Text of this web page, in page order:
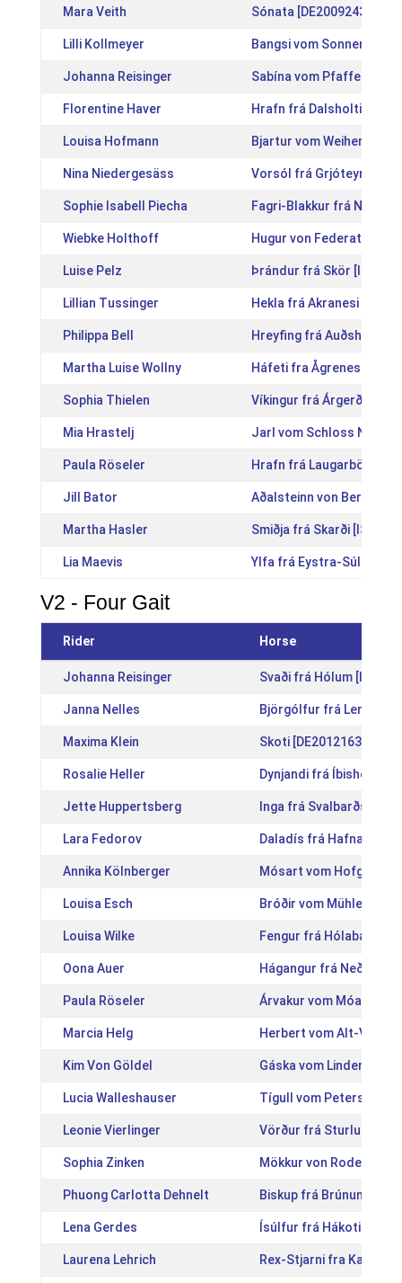
Mara Veith Sónata [DE2009243783]
Lilli Kollmeyer Bangsi vom Sonnenhof
Johanna Reisinger Sabína vom Pfaffenbuck
Florentine Haver Hrafn frá Dalsholti
Louisa Hofmann Bjartur vom Weiherhof
Nina Niedergesäss Vorsól frá Grjóteyri
Sophie Isabell Piecha Fagri-Blakkur frá Neðra-
Wiebke Holthoff Hugur von Federath
Luise Pelz Þrándur frá Skör
Lillian Tussinger Hekla frá Akranesi
Philippa Bell Hreyfing frá
Martha Luise Wollny Háfeti fra Ågreneset
Sophia Thielen Víkingur frá Árgerði
Mia Hrastelj Jarl vom Schloss
Paula Röseler Hrafn frá Laugarbökkum
Jill Bator Aðalsteinn von Berlar
Martha Hasler Smiðja frá Skarði
Lia Maevis Ylfa frá Eystra-Súlunesi I
V2 - Four Gait
Rider Horse
Johanna Reisinger Svaði frá Hólum
Janna Nelles Björgólfur frá Lerkiholti
Maxima Klein Skoti [DE2012163524]
Rosalie Heller Dynjandi frá Íbishóli
Jette Huppertsberg Inga frá Svalbarðseyri
Lara Fedorov Daladís frá Hafnarfirði
Annika Kölnberger Mósart vom Hofgut
Louisa Esch Bróðir vom Mühlenberg
Louisa Wilke Fengur frá Hólabaki
Oona Auer Hágangur frá Neðra-
Paula Röseler Árvakur vom Móarbær
Marcia Helg Herbert vom Alt-
Kim Von Göldel Gáska vom Lindenhof
Lucia Walleshauser Tígull vom Petersberg
Leonie Vierlinger Vörður frá
Sophia Zinken Mökkur von Roderath
Phuong Carlotta Dehnelt Biskup frá Brúnum
Lena Gerdes Ísúlfur frá Hákoti
Laurena Lehrich Rex-Stjarni fra